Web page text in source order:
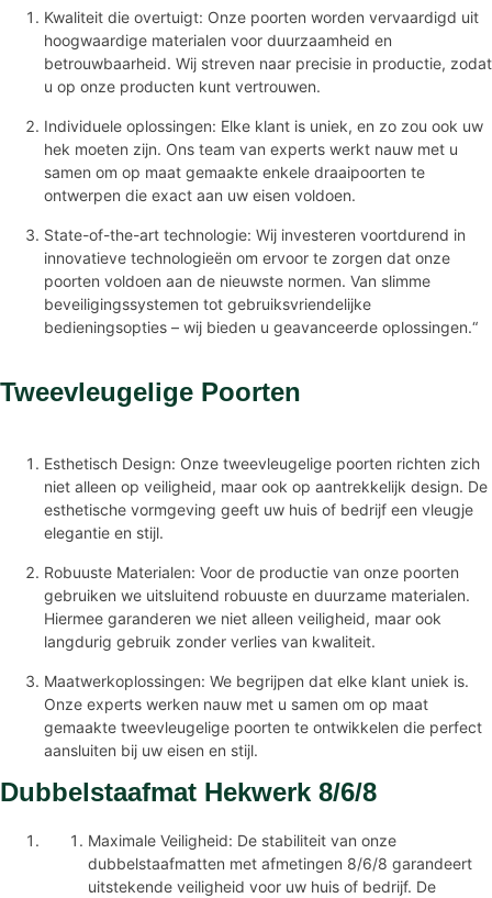
Kwaliteit die overtuigt: Onze poorten worden vervaardigd uit
hoogwaardige materialen voor duurzaamheid en
betrouwbaarheid. Wij streven naar precisie in productie, zodat
u op onze producten kunt vertrouwen.
Individuele oplossingen: Elke klant is uniek, en zo zou ook uw
hek moeten zijn. Ons team van experts werkt nauw met u
samen om op maat gemaakte enkele draaipoorten te
ontwerpen die exact aan uw eisen voldoen.
State-of-the-art technologie: Wij investeren voortdurend in
innovatieve technologieën om ervoor te zorgen dat onze
poorten voldoen aan de nieuwste normen. Van slimme
beveiligingssystemen tot gebruiksvriendelijke
bedieningsopties – wij bieden u geavanceerde oplossingen.“
Tweevleugelige Poorten
Esthetisch Design: Onze tweevleugelige poorten richten zich
niet alleen op veiligheid, maar ook op aantrekkelijk design. De
esthetische vormgeving geeft uw huis of bedrijf een vleugje
elegantie en stijl.
Robuuste Materialen: Voor de productie van onze poorten
gebruiken we uitsluitend robuuste en duurzame materialen.
Hiermee garanderen we niet alleen veiligheid, maar ook
langdurig gebruik zonder verlies van kwaliteit.
Maatwerkoplossingen: We begrijpen dat elke klant uniek is.
Onze experts werken nauw met u samen om op maat
gemaakte tweevleugelige poorten te ontwikkelen die perfect
aansluiten bij uw eisen en stijl.
Dubbelstaafmat Hekwerk 8/6/8
Maximale Veiligheid: De stabiliteit van onze
dubbelstaafmatten met afmetingen 8/6/8 garandeert
uitstekende veiligheid voor uw huis of bedrijf. De